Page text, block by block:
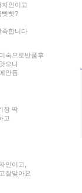
자인이고
빳빳?
족합니다
숙으로반품후
으나
안듬
장 딱
고
인이고,
잘맞아요